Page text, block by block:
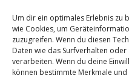
Um dir ein optimales Erlebnis zu
wie Cookies, um
zuzugreifen. Wenn du diesen
Daten wie das Surfverhalten
verarbeiten. Wenn du deine
können bestimmte Merkmale
Erhalte jeden
Wissen für deine
kostenlos abonnieren!